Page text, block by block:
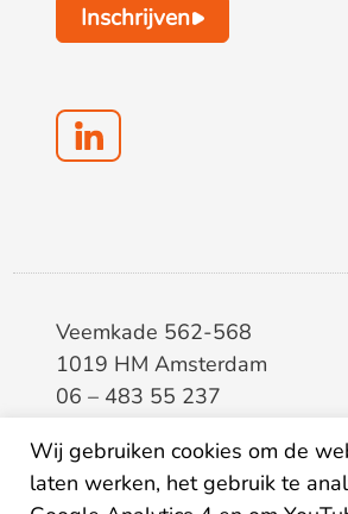
Inschrijven
Veemkade 562-568
1019 HM Amsterdam
06 – 483 55 237
BTW8133.20.343.B.01
Wij gebruiken cookies om de
laten werken, het gebruik te